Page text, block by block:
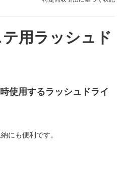
用ラッシュド
使用するラッシュドライ
にも便利です。